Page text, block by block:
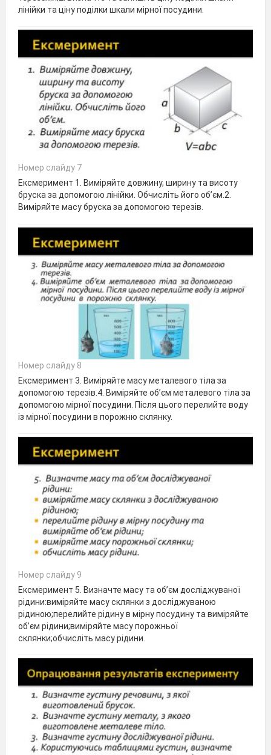
лінійки та ціну поділки шкали мірної посудини.
Номер слайду 7
Ексмеримент 1. Виміряйте довжину, ширину та висоту
бруска за допомогою лінійки. Обчисліть його об’єм.2.
Виміряйте масу бруска за допомогою терезів.
Номер слайду 8
Ексмеримент 3. Виміряйте масу металевого тіла за
допомогою терезів.4. Виміряйте об’єм металевого тіла за
допомогою мірної посудини. Після цього перелийте воду
із мірної посудини в порожню склянку.
Номер слайду 9
Ексмеримент 5. Визначте масу та об’єм досліджуваної
рідини:виміряйте масу склянки з досліджуваною
рідиною;перелийте рідину в мірну посудину та виміряйте
об’єм рідини;виміряйте масу порожньої
склянки;обчисліть масу рідини.